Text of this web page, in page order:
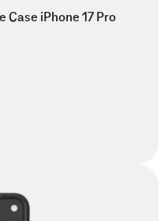
Case iPhone 17 Pro